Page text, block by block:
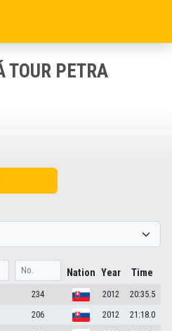
TOUR PETRA
Nation Year Time
234 2012
20:35.5
206 2012
21:18.0